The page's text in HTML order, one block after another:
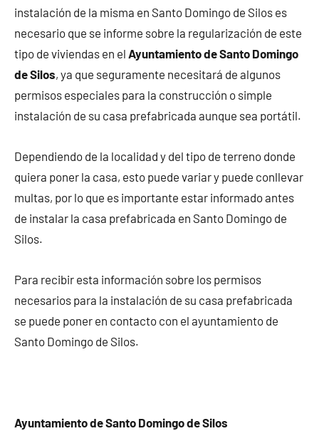
instalación de la misma en Santo Domingo de Silos es
necesario que se informe sobre la regularización de este
tipo de viviendas en el Ayuntamiento de Santo Domingo
de Silos, ya que seguramente necesitará de algunos
permisos especiales para la construcción o simple
instalación de su casa prefabricada aunque sea portátil.
Dependiendo de la localidad y del tipo de terreno donde
quiera poner la casa, esto puede variar y puede conllevar
multas, por lo que es importante estar informado antes
de instalar la casa prefabricada en Santo Domingo de
Silos.
Para recibir esta información sobre los permisos
necesarios para la instalación de su casa prefabricada
se puede poner en contacto con el ayuntamiento de
Santo Domingo de Silos.
Ayuntamiento de Santo Domingo de Silos